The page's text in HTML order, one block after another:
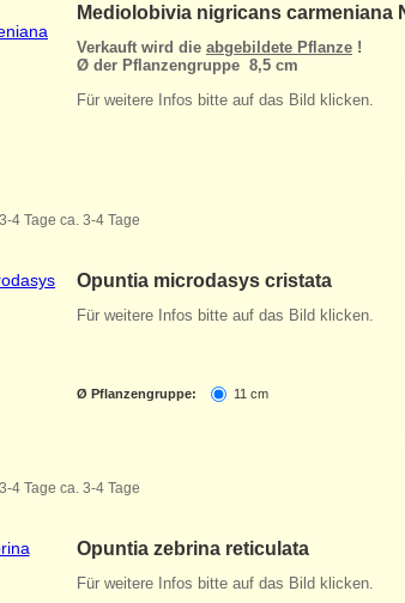
Mediolobivia nigricans carmeniana
Verkauft wird die abgebildete Pflanze !
Ø der Pflanzengruppe 8,5 cm
Für weitere Infos bitte auf das Bild klicken.
ca. 3-4 Tage
Opuntia microdasys cristata
Für weitere Infos bitte auf das Bild klicken.
Ø Pflanzengruppe: 11 cm
ca. 3-4 Tage
Opuntia zebrina reticulata
Für weitere Infos bitte auf das Bild klicken.